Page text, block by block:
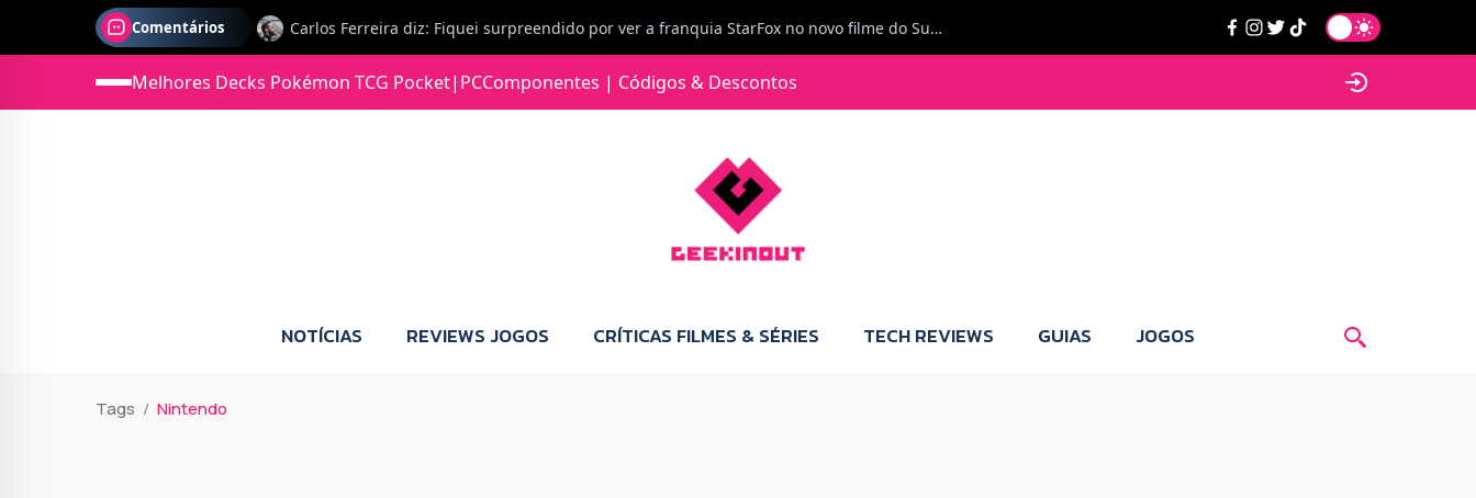
Comentários Jorge Loureiro | Fearme diz: A versão da Switch 2 tem censura... mas também não perdes muito.
Jonas diz: Estou seriamente com vontade para comprar para a Switch 2 :P
Jorge Loureiro | Fearme diz: Boas, obrigado pelo teu comentário. Talvez seja verdade que a Microsoft está a tentar redefinir o futuro dos jogos, mas para uma marca que já trocou de estratégia tantas vezes, é difícil acreditar em mais uma virada de direção. Basta lembrar do Kinect, da aposta no cloud gaming, ou mesmo do discurso de que os exclusivos eram "essenciais": todas essas promessas acabaram por perder força com o tempo. Além disso, há um ponto chave que estás a ignorar: as consolas Xbox. Está à vista que foram praticamente abandonadas. Quem comprou uma Xbox Series X a pensar que ia ser a máquina indispensável para jogar exclusivos, ficou a arder, porque hoje esses jogos chegam também ao PC e, cada vez mais, até à concorrência. Isso mina a identidade da marca e enfraquece a confiança dos jogadores. A PlayStation até pode estar a lançar alguns jogos na Xbox como o Helldivers 2, mas não é o catálogo inteiro. Desta forma, as consolas PS5 continuam a ter valor.
Melhores Decks Pokémon TCG Pocket| PCComponentes | Códigos & Descontos
NOTÍCIAS REVIEWS JOGOS CRÍTICAS FILMES & SÉRIES TECH REVIEWS GUIAS JOGOS
Tags Nintendo